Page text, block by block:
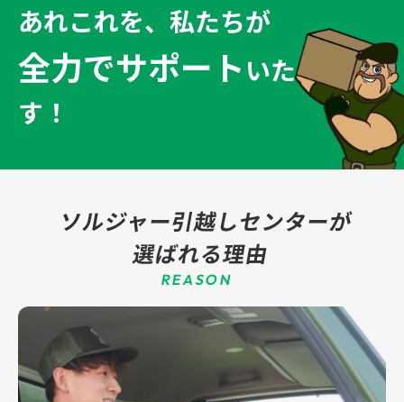
あれこれを、私たちが
全力でサポート いたしま
す！
ソルジャー引越しセンターが
選ばれる理由
REASON